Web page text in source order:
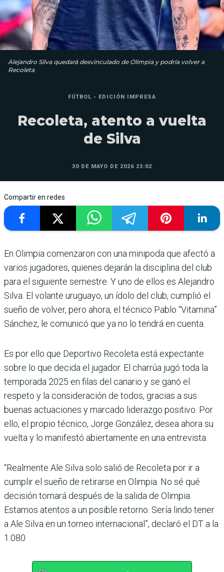
Alejandro Silva quedará desvinculado de Olimpia y podría volver a
Recoleta
FÚTBOL - EDICIÓN IMPRESA
Recoleta, atento a vuelta
de Silva
30 DE MAYO DE 2026 23:02
Compartir en redes
En Olimpia comenzaron con una minipoda que afectó a
varios jugadores, quienes dejarán la disciplina del club
para el siguiente semestre. Y uno de ellos es Alejandro
Silva. El volante uruguayo, un ídolo del club, cumplió el
sueño de volver, pero ahora, el técnico Pablo “Vitamina”
Sánchez, le comunicó que ya no lo tendrá en cuenta.
Es por ello que Deportivo Recoleta está expectante
sobre lo que decida el juga­dor. El charrúa jugó toda la
temporada 2025 en filas del canario y se ganó el
respeto y la consideración de todos, gracias a sus
buenas actua­ciones y marcado liderazgo positivo. Por
ello, el propio técnico, Jorge González, desea ahora su
vuelta y lo manifestó abiertamente en una entrevista.
“Realmente Ale Silva solo salió de Recoleta por ir a
cumplir el sueño de retirarse en Olimpia. No sé qué
deci­sión tomará después de la salida de Olimpia.
Estamos atentos a un posible retorno. Sería lindo tener
a Ale Silva en un torneo internacional”, declaró el DT a la
1.080